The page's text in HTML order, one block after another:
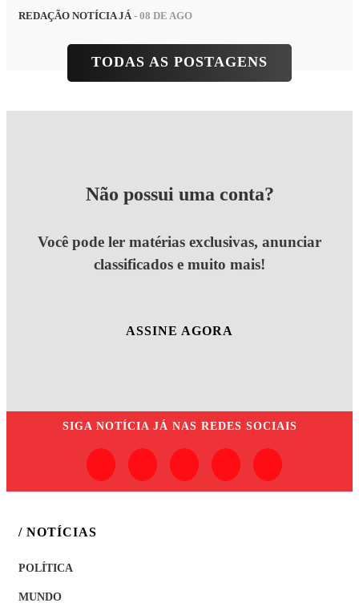
REDAÇÃO NOTÍCIA JÁ- 08 DE AGO
TODAS AS POSTAGENS
Não possui uma conta?
Você pode ler matérias exclusivas, anunciar
classificados e muito mais!
ASSINE AGORA
SIGA NOTÍCIA JÁ NAS REDES SOCIAIS
/ NOTÍCIAS
POLÍTICA
MUNDO